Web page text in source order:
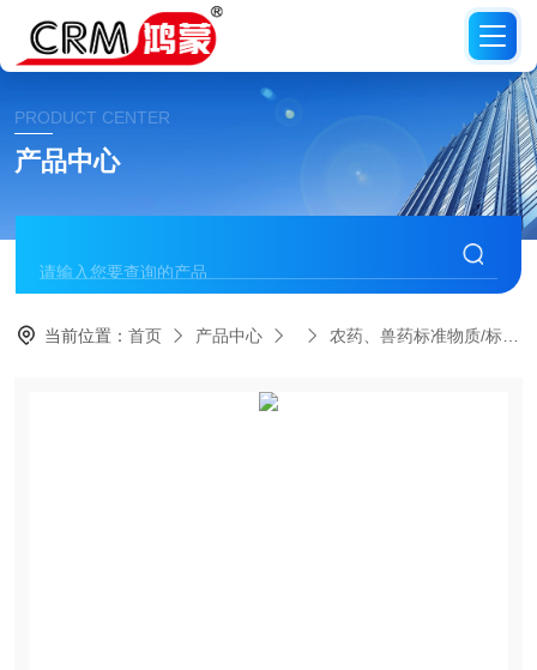
PRODUCT CENTER
产品中心
当前位置：首页 产品中心 农药、兽药标准物质/标准品